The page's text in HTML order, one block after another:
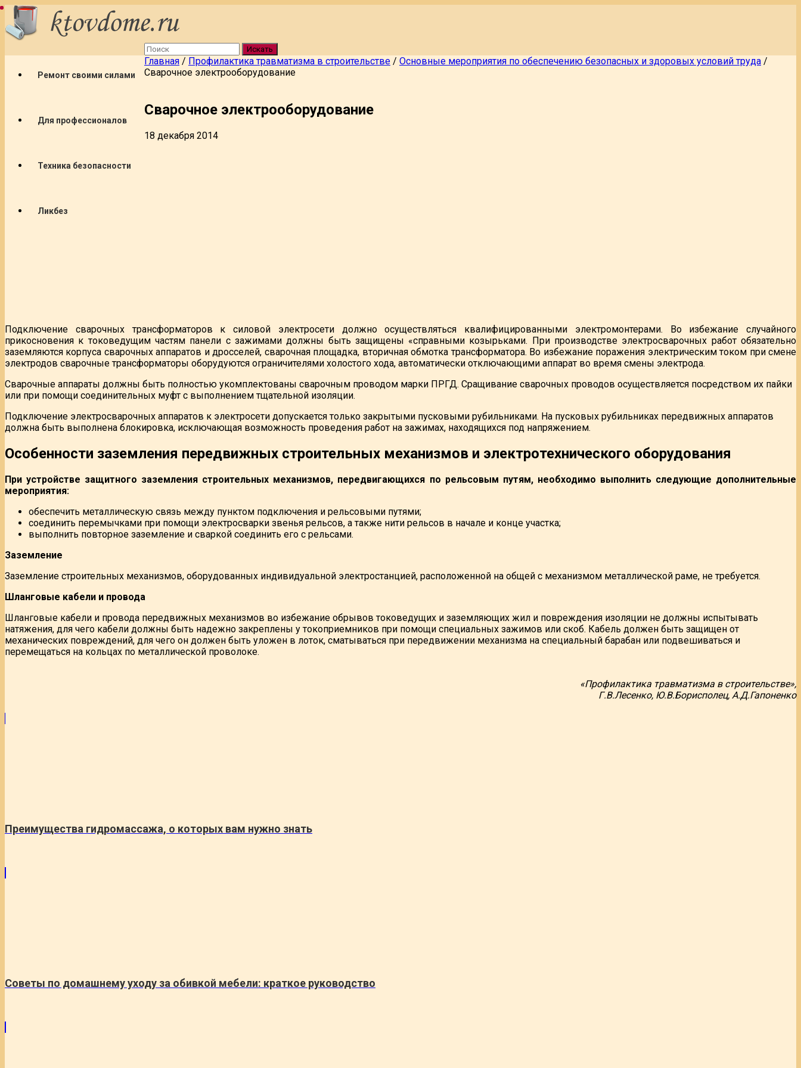
Ремонт своими силами
Для профессионалов
Техника безопасности
Ликбез
Искать
Главная / Профилактика травматизма в строительстве / Основные мероприятия по обеспечению безопасных и здоровых условий труда /
Сварочное электрооборудование
Сварочное электрооборудование
18 декабря 2014
Подключение сварочных трансформаторов к силовой электросети должно осуществляться квалифицированными электромонтерами. Во избежание случайного
прикосновения к токоведущим частям панели с зажимами должны быть защищены «справными козырьками. При производстве электросварочных работ обязательно
заземляются корпуса сварочных аппаратов и дросселей, сварочная площадка, вторичная обмотка трансформатора. Во избежание поражения электрическим током при смене
электродов сварочные трансформаторы оборудуются ограничителями холостого хода, автоматически отключающими аппарат во время смены электрода.
Сварочные аппараты должны быть полностью укомплектованы сварочным проводом марки ПРГД. Сращивание сварочных проводов осуществляется посредством их пайки
или при помощи соединительных муфт с выполнением тщательной изоляции.
Подключение электросварочных аппаратов к электросети допускается только закрытыми пусковыми рубильниками. На пусковых рубильниках передвижных аппаратов
должна быть выполнена блокировка, исключающая возможность проведения работ на зажимах, находящихся под напряжением.
Особенности заземления передвижных строительных механизмов и электротехнического оборудования
При устройстве защитного заземления строительных механизмов, передвигающихся по рельсовым путям, необходимо выполнить следующие дополнительные
мероприятия:
обеспечить металлическую связь между пунктом подключения и рельсовыми путями;
соединить перемычками при помощи электросварки звенья рельсов, а также нити рельсов в начале и конце участка;
выполнить повторное заземление и сваркой соединить его с рельсами.
Заземление
Заземление строительных механизмов, оборудованных индивидуальной электростанцией, расположенной на общей с механизмом металлической раме, не требуется.
Шланговые кабели и провода
Шланговые кабели и провода передвижных механизмов во избежание обрывов токоведущих и заземляющих жил и повреждения изоляции не должны испытывать
натяжения, для чего кабели должны быть надежно закреплены у токоприемников при помощи специальных зажимов или скоб. Кабель должен быть защищен от
механических повреждений, для чего он должен быть уложен в лоток, сматываться при передвижении механизма на специальный барабан или подвешиваться и
перемещаться на кольцах по металлической проволоке.
«Профилактика травматизма в строительстве»,
Г.В.Лесенко, Ю.В.Борисполец, А.Д.Гапоненко
Преимущества гидромассажа, о которых вам нужно знать
Советы по домашнему уходу за обивкой мебели: краткое руководство